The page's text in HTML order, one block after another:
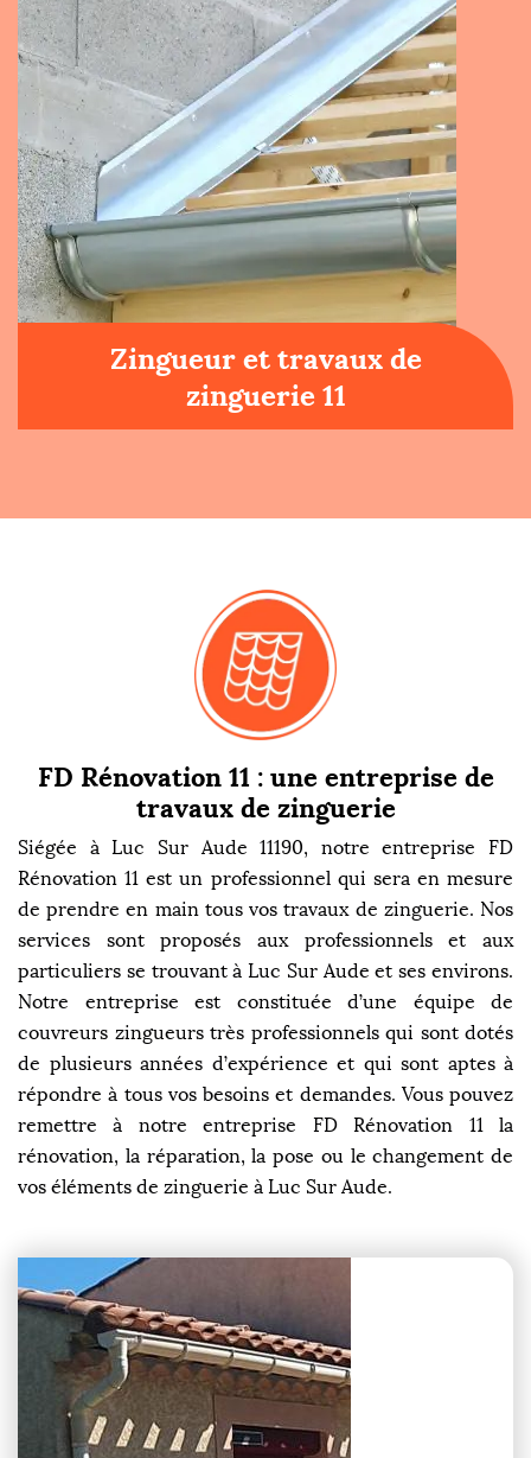
Zingueur et travaux de
zinguerie 11
FD Rénovation 11 : une entreprise de
travaux de zinguerie
Siégée à Luc Sur Aude 11190, notre entreprise FD
Rénovation 11 est un professionnel qui sera en mesure
de prendre en main tous vos travaux de zinguerie. Nos
services sont proposés aux professionnels et aux
particuliers se trouvant à Luc Sur Aude et ses environs.
Notre entreprise est constituée d’une équipe de
couvreurs zingueurs très professionnels qui sont dotés
de plusieurs années d’expérience et qui sont aptes à
répondre à tous vos besoins et demandes. Vous pouvez
remettre à notre entreprise FD Rénovation 11 la
rénovation, la réparation, la pose ou le changement de
vos éléments de zinguerie à Luc Sur Aude.